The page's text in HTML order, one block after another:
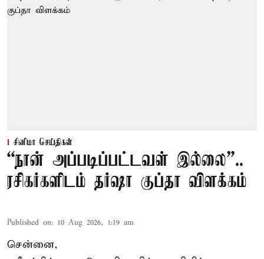
சினிமா செய்திகள்
“நான் அப்படிப்பட்டவள் இல்லை”..
ரசிகர்களிடம் தர்ஷா குப்தா விளக்கம்
Published on: 10 Aug 2026, 1:19 am
சென்னை,